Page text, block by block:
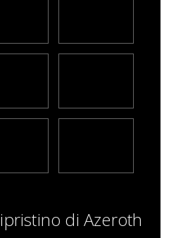
di Azeroth